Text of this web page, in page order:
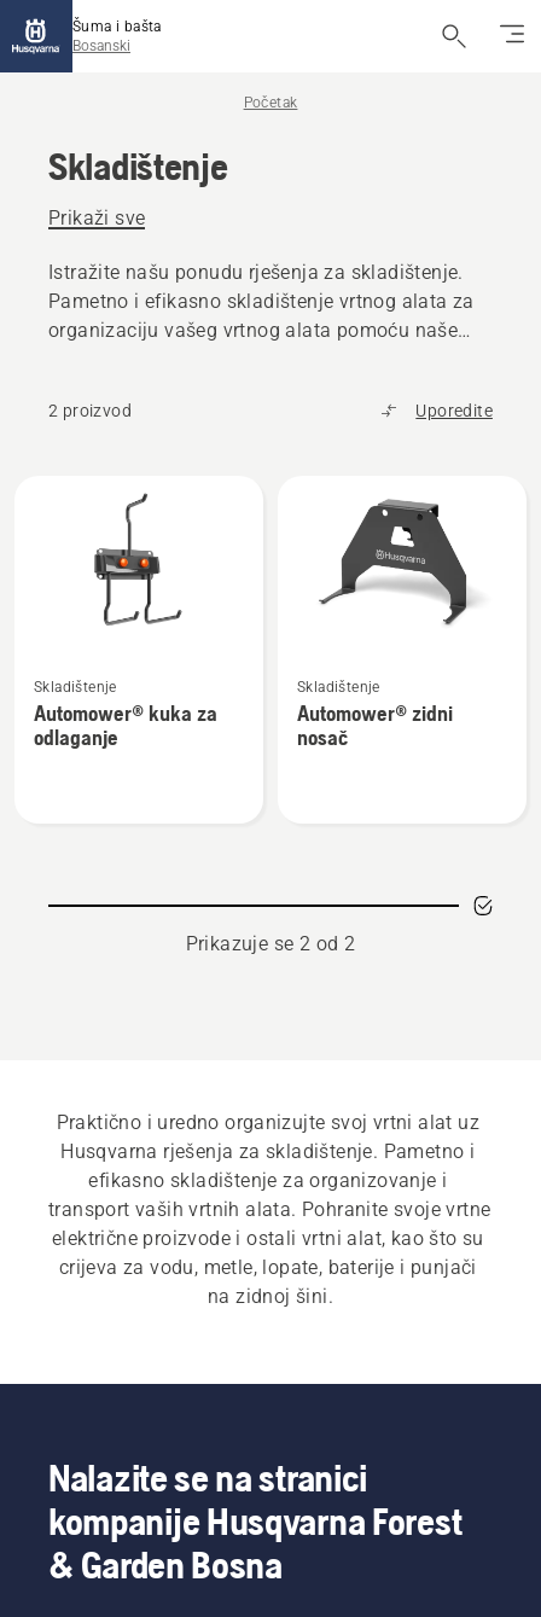
Šuma i bašta
Bosanski
Početak
Skladištenje
Prikaži sve
Istražite našu ponudu rješenja za skladištenje.
Pametno i efikasno skladištenje vrtnog alata za
organizaciju vašeg vrtnog alata pomoću naše
2 proizvod Uporedite
proizvode
više
detalja
Skladištenje
Automower® kuka za
odlaganje
više
detalja
Skladištenje
Automower® zidni
nosač
Prikazuje se 2 od 2
Praktično i uredno organizujte svoj vrtni alat uz
Husqvarna rješenja za skladištenje. Pametno i
efikasno skladištenje za organizovanje i
transport vaših vrtnih alata. Pohranite svoje vrtne
električne proizvode i ostali vrtni alat, kao što su
crijeva za vodu, metle, lopate, baterije i punjači
na zidnoj šini.
Nalazite se na stranici
kompanije Husqvarna Forest
& Garden Bosna